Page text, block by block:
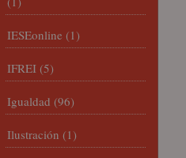
IESEonline (1)
IFREI (5)
Igualdad (96)
Ilustración (1)